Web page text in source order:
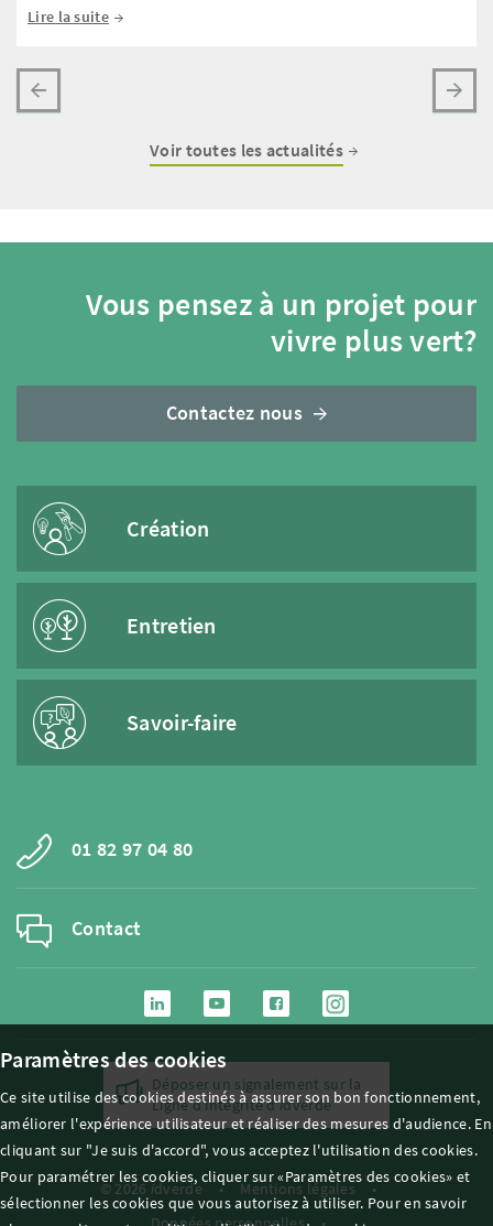
Lire la suite
Voir toutes les actualités
Vous pensez à un projet pour
vivre plus vert?
Contactez nous
Création
Entretien
Savoir-faire
01 82 97 04 80
Contact
Déposer un signalement sur la
Ligne d'intégrité d'idverde
© 2026 idverde
Mentions légales
Paramètres des cookies
Ce site utilise des cookies destinés à assurer son bon fonctionnement,
améliorer l'expérience utilisateur et réaliser des mesures d'audience. En
cliquant sur "Je suis d'accord", vous acceptez l'utilisation des cookies.
Pour paramétrer les cookies, cliquer sur «Paramètres des cookies» et
sélectionner les cookies que vous autorisez à utiliser. Pour en savoir